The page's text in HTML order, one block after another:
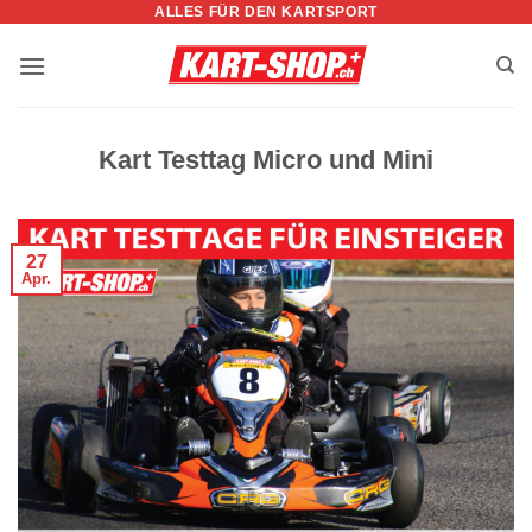
springen
ALLES FÜR DEN KARTSPORT
Kart Testtag Micro und Mini
27
Apr.